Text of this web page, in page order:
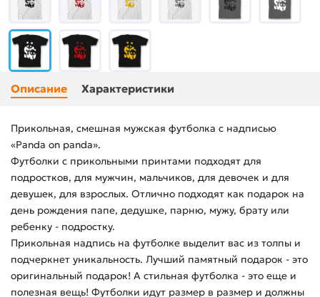
Описание Характеристики
Прикольная, смешная мужская футболка с надписью
«Panda on panda».
Футболки с прикольными принтами подходят для
подростков, для мужчин, мальчиков, для девочек и для
девушек, для взрослых. Отлично подходят как подарок на
день рождения папе, дедушке, парню, мужу, брату или
ребенку - подростку.
Прикольная надпись на футболке выделит вас из толпы и
подчеркнет уникальность. Лучший памятный подарок - это
оригинальный подарок! А стильная футболка - это еще и
полезная вещь! Футболки идут размер в размер и должны